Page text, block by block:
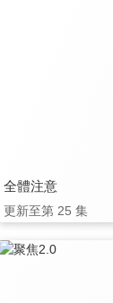
全體注意
更新至第 25 集